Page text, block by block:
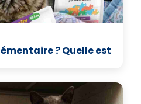
? Quelle est